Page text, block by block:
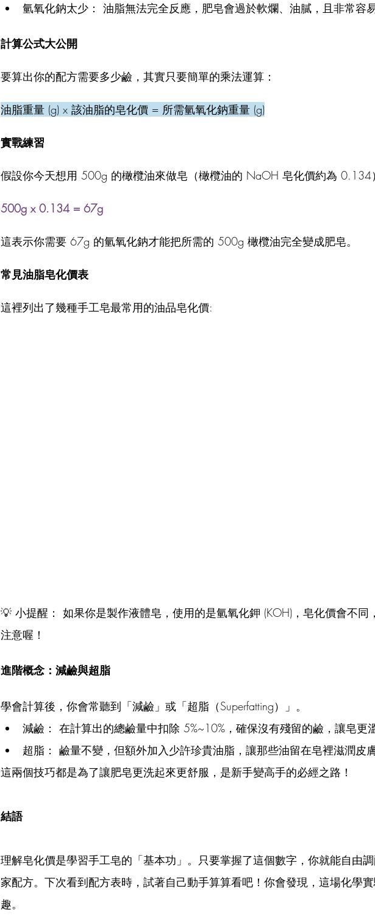
氫氧化鈉太少： 油脂無法完全反應，肥皂會過於軟爛、油膩，且非常容
計算公式大公開
​要算出你的配方需要多少鹼，其實只要簡單的乘法運算：
油脂重量 (g) x 該油脂的皂化價 = 所需氫氧化鈉重量 (g)
實戰練習
假設你今天想用 500g 的橄欖油來做皂（橄欖油的 NaOH 皂化價約為 0.134
500g x 0.134 = 67g
這表示你需要 67g 的氫氧化鈉才能把所需的 500g 橄欖油完全變成肥皂。
​常見油脂皂化價表
​這裡列出了幾種手工皂最常用的油品皂化價:
​💡 小提醒： 如果你是製作液體皂，使用的是氫氧化鉀 (KOH)，皂化價會不同
注意喔！
進階概念：減鹼與超脂
​學會計算後，你會常聽到「減鹼」或「超脂（Superfatting）」。
減鹼： 在計算出的總鹼量中扣除 5%~10%，確保沒有殘留的鹼，讓皂更
超脂： 鹼量不變，但額外加入少許珍貴油脂，讓那些油留在皂裡滋潤皮
​這兩個技巧都是為了讓肥皂更洗起來更舒服，是新手變高手的必經之路！
​結語
理解皂化價是學習手工皂的「基本功」。只要掌握了這個數字，你就能自由
家配方。下次看到配方表時，試著自己動手算算看吧！你會發現，這場化學
趣。